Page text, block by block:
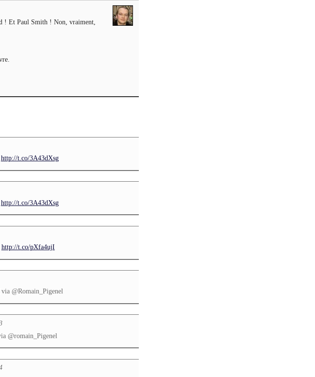
! Et Paul Smith ! Non, vraiment,
http://t.co/3A43dXsg
http://t.co/3A43dXsg
http://t.co/pXfa4ujI
@Romain_Pigenel
@romain_Pigenel